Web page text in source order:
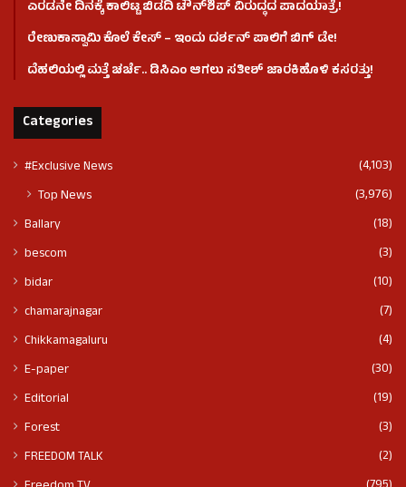
ಎರಡನೇ ದಿನಕ್ಕೆ ಕಾಲಿಟ್ಟ ಬಿಡದಿ ಟೌನ್​ಶಿಪ್ ವಿರುದ್ಧದ ಪಾದಯಾತ್ರೆ!
ರೇಣುಕಾಸ್ವಾಮಿ ಕೊಲೆ‌ ಕೇಸ್​ – ಇಂದು ದರ್ಶನ್ ಪಾಲಿಗೆ ಬಿಗ್ ಡೇ!
ದೆಹಲಿಯಲ್ಲಿ ಮತ್ತೆ ಚರ್ಚೆ.. ಡಿಸಿಎಂ ಆಗಲು ಸತೀಶ್ ಜಾರಕಿಹೊಳಿ ಕಸರತ್ತು!
Categories
#Exclusive News (4,103)
Top News (3,976)
Ballary
(18)
bescom
(3)
bidar
(10)
chamarajnagar
(7)
Chikkamagaluru
(4)
E-paper
(30)
Editorial
(19)
Forest
(3)
FREEDOM TALK
(2)